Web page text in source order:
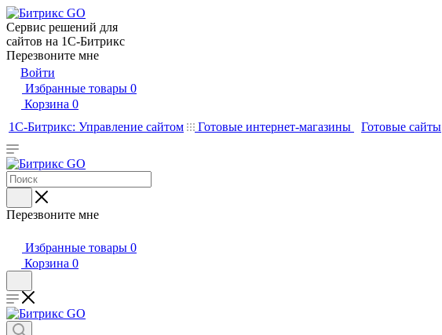
Сервис решений для
сайтов на 1С-Битрикс
Перезвоните мне
Войти
Избранные товары 0
Корзина 0
1С-Битрикс: Управление сайтом
Готовые интернет-магазины Готовые сайты
Перезвоните мне
Избранные товары 0
Корзина 0